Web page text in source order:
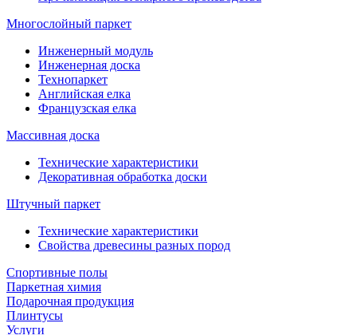
Многослойный паркет
Инженерный модуль
Инженерная доска
Технопаркет
Английская елка
Французская елка
Массивная доска
Технические характеристики
Декоративная обработка доски
Штучный паркет
Технические характеристики
Свойства древесины разных пород
Спортивные полы
Паркетная химия
Подарочная продукция
Плинтусы
Услуги